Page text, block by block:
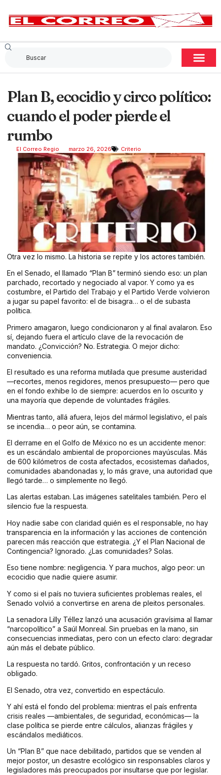
Plan B, ecocidio y circo político:
cuando el poder pierde el
rumbo
El Correo Regio marzo 26, 2026 Criterio
Otra vez lo mismo. La historia se repite y los actores también.
En el Senado, el llamado “Plan B” terminó siendo eso: un plan
parchado, recortado y negociado al vapor. Y como ya es
costumbre, el Partido del Trabajo y el Partido Verde volvieron
a jugar su papel favorito: el de bisagra… o el de subasta
política.
Primero amagaron, luego condicionaron y al final avalaron. Eso
sí, dejando fuera el artículo clave de la revocación de
mandato. ¿Convicción? No. Estrategia. O mejor dicho:
conveniencia.
El resultado es una reforma mutilada que presume austeridad
—recortes, menos regidores, menos presupuesto— pero que
en el fondo exhibe lo de siempre: acuerdos en lo oscurito y
una mayoría que depende de voluntades frágiles.
Mientras tanto, allá afuera, lejos del mármol legislativo, el país
se incendia… o peor aún, se contamina.
El derrame en el Golfo de México no es un accidente menor:
es un escándalo ambiental de proporciones mayúsculas. Más
de 600 kilómetros de costa afectados, ecosistemas dañados,
comunidades abandonadas y, lo más grave, una autoridad que
llegó tarde… o simplemente no llegó.
Las alertas estaban. Las imágenes satelitales también. Pero el
silencio fue la respuesta.
Hoy nadie sabe con claridad quién es el responsable, no hay
transparencia en la información y las acciones de contención
parecen más reacción que estrategia. ¿Y el Plan Nacional de
Contingencia? Ignorado. ¿Las comunidades? Solas.
Eso tiene nombre: negligencia. Y para muchos, algo peor: un
ecocidio que nadie quiere asumir.
Y como si el país no tuviera suficientes problemas reales, el
Senado volvió a convertirse en arena de pleitos personales.
La senadora Lilly Téllez lanzó una acusación gravísima al llamar
“narcopolítico” a Saúl Monreal. Sin pruebas en la mano, sin
consecuencias inmediatas, pero con un efecto claro: degradar
aún más el debate público.
La respuesta no tardó. Gritos, confrontación y un receso
obligado.
El Senado, otra vez, convertido en espectáculo.
Y ahí está el fondo del problema: mientras el país enfrenta
crisis reales —ambientales, de seguridad, económicas— la
clase política se pierde entre cálculos, alianzas frágiles y
escándalos mediáticos.
Un “Plan B” que nace debilitado, partidos que se venden al
mejor postor, un desastre ecológico sin responsables claros y
legisladores más preocupados por insultarse que por legislar.